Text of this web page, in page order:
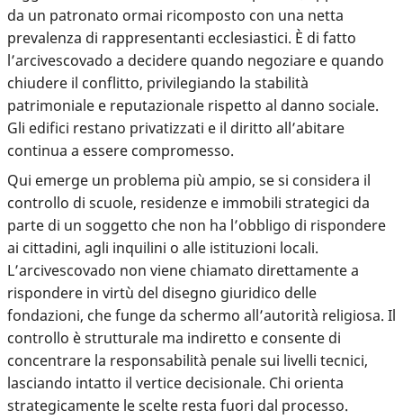
da un patronato ormai ricomposto con una netta
prevalenza di rappresentanti ecclesiastici. È di fatto
l’arcivescovado a decidere quando negoziare e quando
chiudere il conflitto, privilegiando la stabilità
patrimoniale e reputazionale rispetto al danno sociale.
Gli edifici restano privatizzati e il diritto all’abitare
continua a essere compromesso.
Qui emerge un problema più ampio, se si considera il
controllo di scuole, residenze e immobili strategici da
parte di un soggetto che non ha l’obbligo di rispondere
ai cittadini, agli inquilini o alle istituzioni locali.
L’arcivescovado non viene chiamato direttamente a
rispondere in virtù del disegno giuridico delle
fondazioni, che funge da schermo all’autorità religiosa. Il
controllo è strutturale ma indiretto e consente di
concentrare la responsabilità penale sui livelli tecnici,
lasciando intatto il vertice decisionale. Chi orienta
strategicamente le scelte resta fuori dal processo.